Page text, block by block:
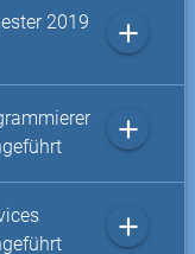
2019
add
add
add